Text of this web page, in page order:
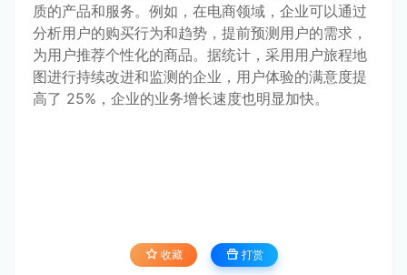
质的产品和服务。例如，在电商领域，企业可以通过
分析用户的购买行为和趋势，提前预测用户的需求，
为用户推荐个性化的商品。据统计，采用用户旅程地
图进行持续改进和监测的企业，用户体验的满意度提
高了 25%，企业的业务增长速度也明显加快。
收藏 打赏